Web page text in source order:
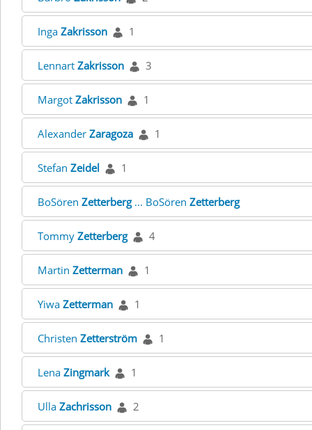
Inga Zakrisson 1
Lennart Zakrisson 3
Margot Zakrisson 1
Alexander Zaragoza 1
Stefan Zeidel 1
BoSören Zetterberg... BoSören Zetterberg
Tommy Zetterberg 4
Martin Zetterman 1
Yiwa Zetterman 1
Christen Zetterström 1
Lena Zingmark 1
Ulla Zachrisson 2